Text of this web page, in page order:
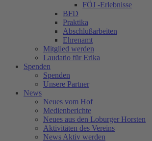
FÖJ -Erlebnisse
BFD
Praktika
Abschlußarbeiten
Ehrenamt
Mitglied werden
Laudatio für Erika
Spenden
Spenden
Unsere Partner
News
Neues vom Hof
Medienberichte
Neues aus den Loburger Horsten
Aktivitäten des Vereins
News Aktiv werden